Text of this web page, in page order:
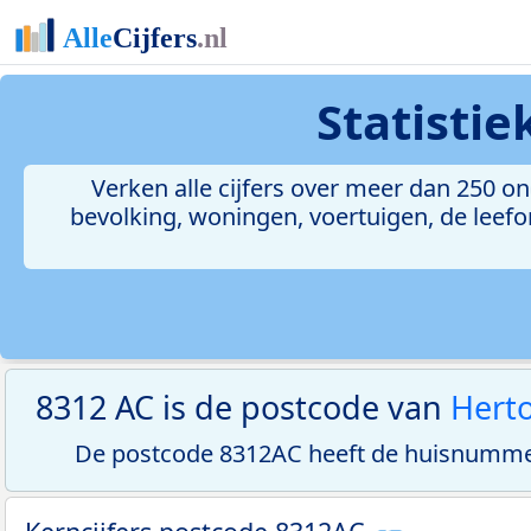
Verken alle cijfers over meer dan 250
bevolking, woningen, voertuigen, de
8312 AC is de postcode van
De postcode 8312AC heeft de